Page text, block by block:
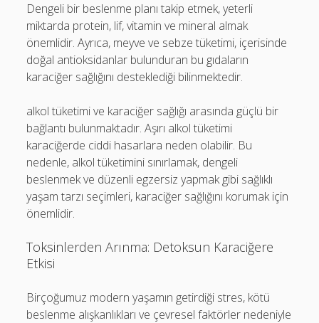
Dengeli bir beslenme planı takip etmek, yeterli
miktarda protein, lif, vitamin ve mineral almak
önemlidir. Ayrıca, meyve ve sebze tüketimi, içerisinde
doğal antioksidanlar bulunduran bu gıdaların
karaciğer sağlığını desteklediği bilinmektedir.
alkol tüketimi ve karaciğer sağlığı arasında güçlü bir
bağlantı bulunmaktadır. Aşırı alkol tüketimi
karaciğerde ciddi hasarlara neden olabilir. Bu
nedenle, alkol tüketimini sınırlamak, dengeli
beslenmek ve düzenli egzersiz yapmak gibi sağlıklı
yaşam tarzı seçimleri, karaciğer sağlığını korumak için
önemlidir.
Toksinlerden Arınma: Detoksun Karaciğere
Etkisi
Birçoğumuz modern yaşamın getirdiği stres, kötü
beslenme alışkanlıkları ve çevresel faktörler nedeniyle